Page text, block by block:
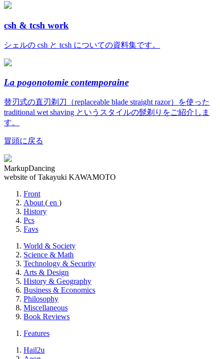
csh & tcsh work
シェルの csh と tcsh についての資料集です。
La pogonotomie contemporaine
替刃式の直刃剃刀（replaceable blade straight razor）を使った
traditional wet shaving というスタイルの髭剃りをご紹介しま
す。
冒頭に戻る
MarkupDancing
website of Takayuki KAWAMOTO
Front
About ( en )
History
Pcs
Favs
World & Society
Science & Math
Technology & Security
Arts & Design
History & Geography
Business & Economics
Philosophy
Miscellaneous
Book Reviews
Features
Hail2u